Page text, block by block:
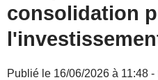
consolidation
Publié le 16/06/2026 à 11:48